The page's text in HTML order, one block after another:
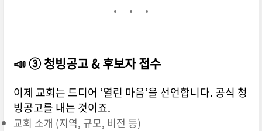
📣 ③ 청빙공고 & 후보자 접수
이제 교회는 드디어 ‘열린 마음’을 선언합니다. 공식 청
빙공고를 내는 것이죠.
교회 소개 (지역, 규모, 비전 등)